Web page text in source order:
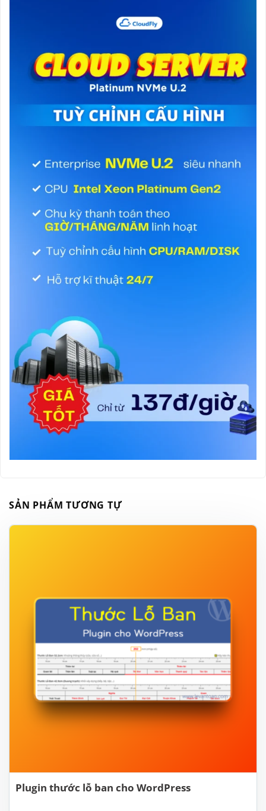
SẢN PHẨM TƯƠNG TỰ
Plugin thước lỗ ban cho WordPress